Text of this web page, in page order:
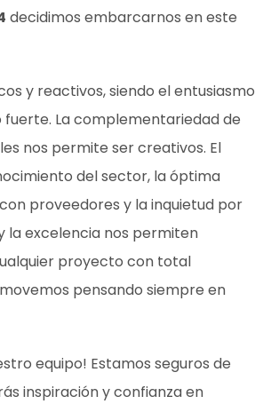
decidimos embarcarnos en este
y reactivos, siendo el entusiasmo
La complementariedad de
nos permite ser creativos. El
del sector, la óptima
proveedores y la inquietud por
la excelencia nos permiten
proyecto con total
pensando siempre en
equipo! Estamos seguros de
inspiración y confianza en